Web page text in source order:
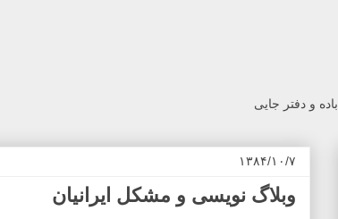
و دفتر جایی
۱۳۸۴/۱۰/۷
وبلاگ نویسی و مشکل ایرانیان